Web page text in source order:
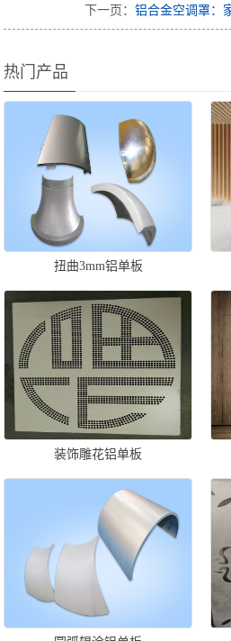
下一页： 铝合金空调罩：
热门产品
扭曲3mm铝单板
装饰雕花铝单板